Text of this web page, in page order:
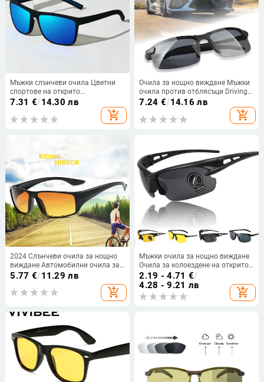
Мъжки слънчеви очила Цветни
спортове на открито
Поляризирани слънчеви очила
Предни стъкла за каране Очила
Огледала за нощно виждане
7.31 €/14.30 лв
add_shopping_cart
Очила за нощно виждане Мъжки
очила против отблясъци Driving
Goggle Half Frame Поляризирани
слънчеви очила за шофьор
UV400 Дневни и нощни очила
7.24 €/14.16 лв
add_shopping_cart
2024 Слънчеви очила за нощно
виждане Автомобилни очила за
нощно шофиране Шофьорски
очила Унисекс Слънчеви очила
UV защита Слънчеви очила
5.77 €/11.29 лв
add_shopping_cart
Мъжки очила за нощно виждане
Очила за колоездене на открито
Очила с черна рамка на едро
Дамски нощни очила за водач
Модни очила Жълти
2.19 - 4.71 €/
4.28 - 9.21 лв
add_shopping_cart